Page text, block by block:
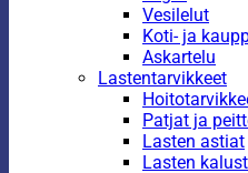
Vesilelut
Koti- ja
Askartelu
Lastentarvikkeet
Patjat ja
Lasten astiat
Lasten